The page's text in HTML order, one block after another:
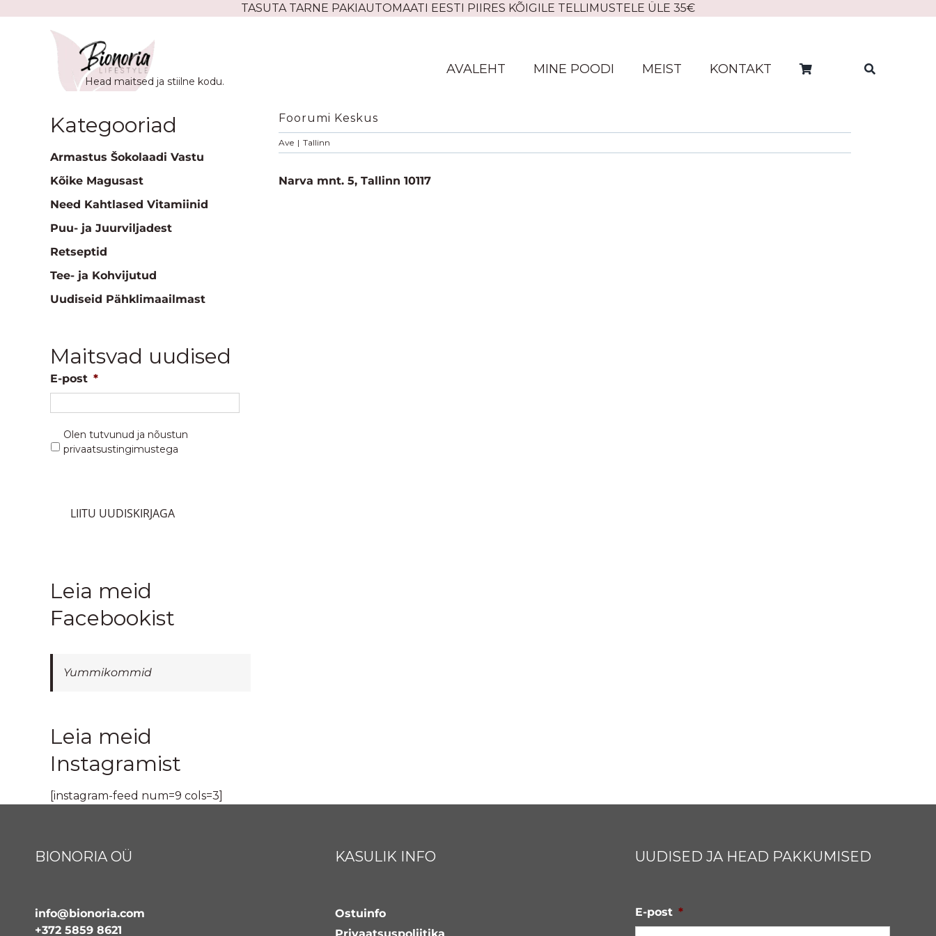
TASUTA TARNE PAKIAUTOMAATI EESTI PIIRES KÕIGILE TELLIMUSTELE ÜLE 35€
Head maitsed ja stiilne kodu.
AVALEHT MINE POODI MEIST KONTAKT
Foorumi Keskus
Ave | Tallinn
Narva mnt. 5, Tallinn 10117
Kategooriad
Armastus Šokolaadi Vastu
Kõike Magusast
Need Kahtlased Vitamiinid
Puu- ja Juurviljadest
Retseptid
Tee- ja Kohvijutud
Uudiseid Pähklimaailmast
Maitsvad uudised
E-post *
Privaatsustingimused *
Olen tutvunud ja nõustun
privaatsustingimustega
Leia meid
Facebookist
Yummikommid
Leia meid
Instagramist
[instagram-feed num=9 cols=3]
BIONORIA OÜ
info@bionoria.com
+372 5859 8621
KASULIK INFO
Ostuinfo
UUDISED JA HEAD PAKKUMISED
E-post *